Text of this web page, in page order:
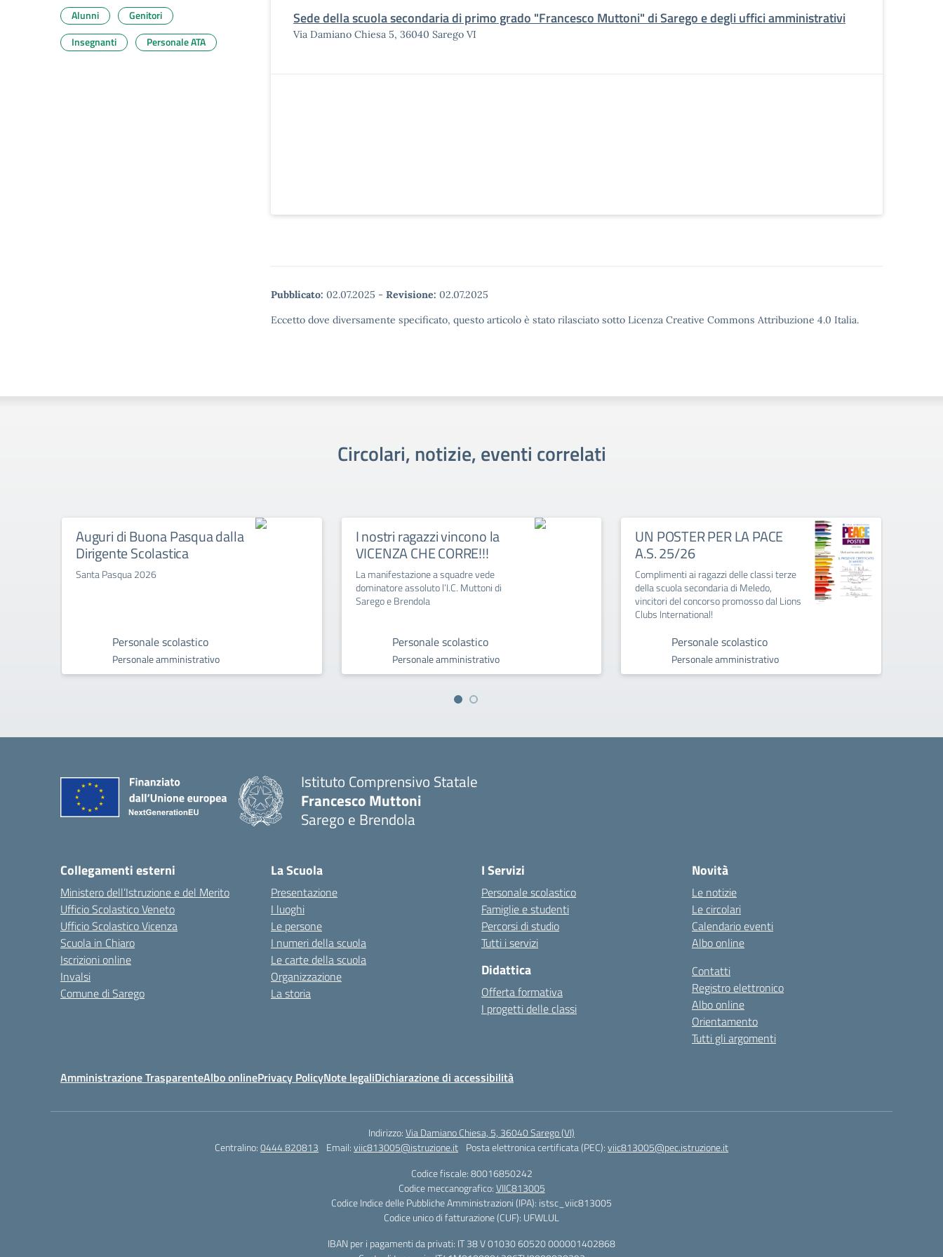
Sede della scuola secondaria di primo grado "Francesco Muttoni" di Sarego e degli uffici amministrativi
Via Damiano Chiesa 5, 36040 Sarego VI
Pubblicato: 02.07.2025 - Revisione: 02.07.2025
Eccetto dove diversamente specificato, questo articolo è stato rilasciato sotto Licenza Creative Commons Attribuzione 4.0 Italia.
Alunni
Genitori
Insegnanti
Personale ATA
Circolari, notizie, eventi correlati
Auguri di Buona Pasqua dalla
Dirigente Scolastica
Santa Pasqua 2026
Personale scolastico
Personale amministrativo
I nostri ragazzi vincono la
VICENZA CHE CORRE!!!
La manifestazione a squadre vede
dominatore assoluto l’I.C. Muttoni di
Sarego e Brendola
Personale scolastico
Personale amministrativo
UN POSTER PER LA PACE
A.S. 25/26
Complimenti ai ragazzi delle classi terze
della scuola secondaria di Meledo,
vincitori del concorso promosso dal Lions
Clubs International!
Personale scolastico
Personale amministrativo
Istituto Comprensivo Statale
Francesco Muttoni
Sarego e Brendola
Collegamenti esterni
Ministero dell’Istruzione e del Merito
Ufficio Scolastico Veneto
Ufficio Scolastico Vicenza
Scuola in Chiaro
Iscrizioni online
Invalsi
Comune di Sarego
La Scuola
Presentazione
I luoghi
Le persone
I numeri della scuola
Le carte della scuola
Organizzazione
La storia
I Servizi
Personale scolastico
Famiglie e studenti
Percorsi di studio
Tutti i servizi
Didattica
Offerta formativa
I progetti delle classi
Novità
Le notizie
Le circolari
Calendario eventi
Albo online
Contatti
Registro elettronico
Albo online
Orientamento
Tutti gli argomenti
Amministrazione TrasparenteAlbo onlinePrivacy PolicyNote legaliDichiarazione di accessibilità
Indirizzo:Via Damiano Chiesa, 5, 36040 Sarego (VI)
Centralino:0444 820813 Email:viic813005@istruzione.it Posta elettronica certificata (PEC):viic813005@pec.istruzione.it
Codice fiscale: 80016850242
Codice meccanografico:VIIC813005
Codice Indice delle Pubbliche Amministrazioni (IPA): istsc_viic813005
Codice unico di fatturazione (CUF): UFWLUL
IBAN per i pagamenti da privati: IT 38 V 01030 60520 000001402868